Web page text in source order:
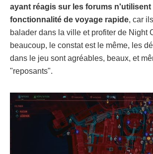
ayant réagis sur les forums n'utilisent
fonctionnalité de voyage rapide, car
balader dans la ville et profiter de Night
beaucoup, le constat est le même, les
dans le jeu sont agréables, beaux, et
"reposants".